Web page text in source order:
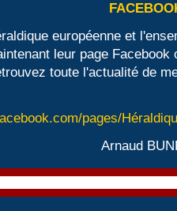
européenne et
leur page Facebook
toute l'actualité de
pages/
Arnaud